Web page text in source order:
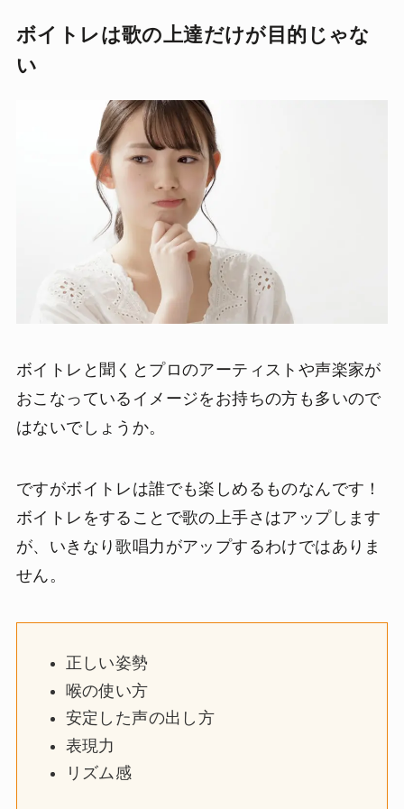
ボイトレは歌の上達だけが目的じゃな
い
ボイトレと聞くとプロのアーティストや声楽家が
おこなっているイメージをお持ちの方も多いので
はないでしょうか。
ですがボイトレは誰でも楽しめるものなんです！
ボイトレをすることで歌の上手さはアップします
が、いきなり歌唱力がアップするわけではありま
せん。
正しい姿勢
喉の使い方
安定した声の出し方
表現力
リズム感